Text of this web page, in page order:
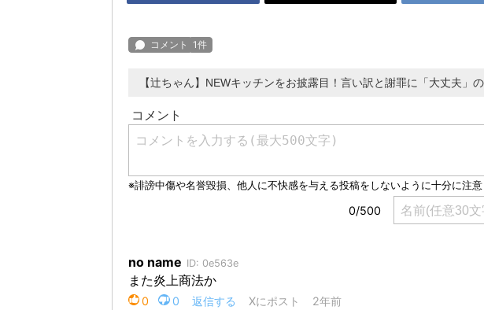
【辻ちゃん】NEWキッチンをお披露目！言い訳と謝罪に「大丈夫」の